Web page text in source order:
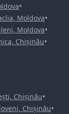
•
Moldova•
Moldova•
Chișinău•
Chișinău•
Chișinău•